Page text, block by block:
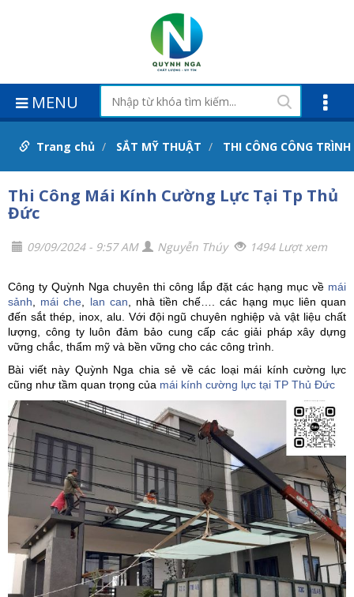
MENU
Trang chủ SẮT MỸ THUẬT THI CÔNG CÔNG TRÌNH
Thi Công Mái Kính Cường Lực Tại Tp Thủ
Đức
09/09/2024 - 9:57 AM Nguyễn Thúy 1494 Lượt xem
Công ty Quỳnh Nga chuyên thi công lắp đặt các hạng mục về mái
sảnh
mái che lan can , nhà tiền chế…. các hạng mục liên quan
đến sắt thép, inox, alu. Với đội ngũ chuyên nghiệp và vật liệu chất
lượng, công ty luôn đảm bảo cung cấp các giải pháp xây dựng
vững chắc, thẩm mỹ và bền vững cho các công trình.
Bài viết này Quỳnh Nga chia sẻ về các loại mái kính cường lực
cũng như tầm quan trọng của mái kính cường lực tại TP Thủ Đức